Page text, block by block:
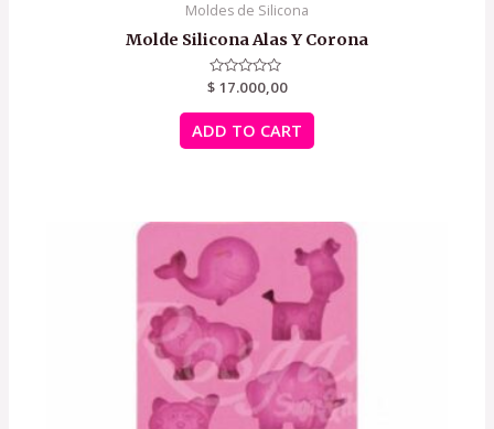
Moldes de Silicona
Molde Silicona Alas Y Corona
Rated
out
of
5
$17.000,00
ADD TO CART